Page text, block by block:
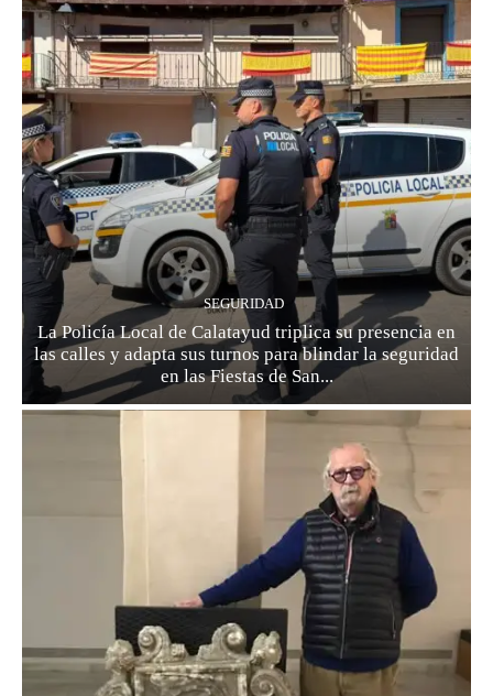
SEGURIDAD
La Policía Local de Calatayud triplica su presencia en
las calles y adapta sus turnos para blindar la seguridad
en las Fiestas de San...